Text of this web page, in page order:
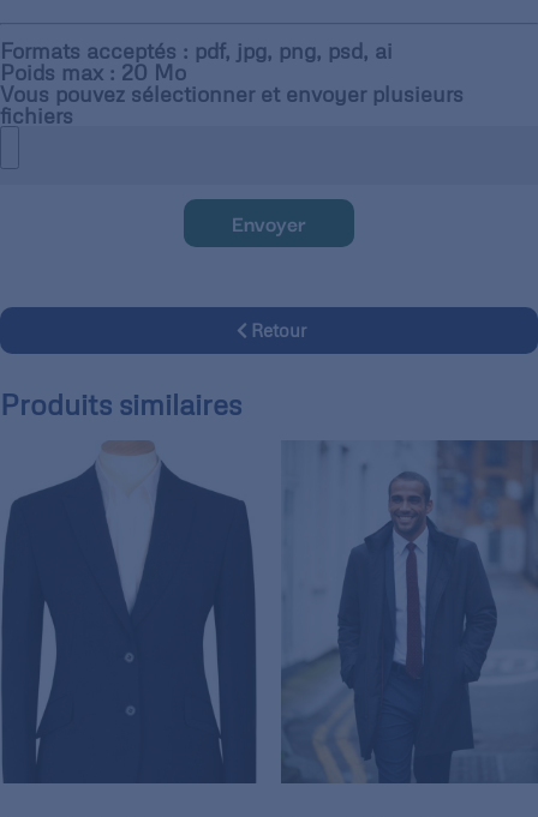
Formats acceptés : pdf, jpg, png, psd, ai
Poids max : 20 Mo
Vous pouvez sélectionner et envoyer plusieurs
fichiers
Envoyer
Retour
Produits similaires